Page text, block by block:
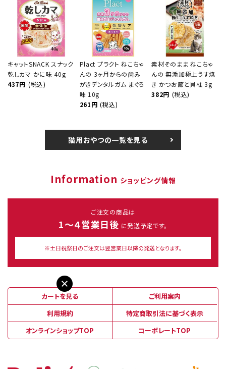
キャットSNACK スナック
乾しカマ かに味 40g
437円 (税込)
Plact プラクト ねこちゃ
んの 3ヶ月からの歯み
がきデンタルガム まぐろ
味 10g
261円 (税込)
素材そのまま ねこちゃ
んの 無添加極上うす焼
き かつお節と貝柱 3g
382円 (税込)
猫用おやつの一覧を見る
Information ショッピング情報
ご注文の商品は
1～４営業日後 に発送予定です。
※土日祝祭日のご注文は翌営業日以降の発送となります。
カートを見る
ご利用案内
利用規約
特定商取引法に基づく表示
オンラインショップTOP
コーポレートTOP